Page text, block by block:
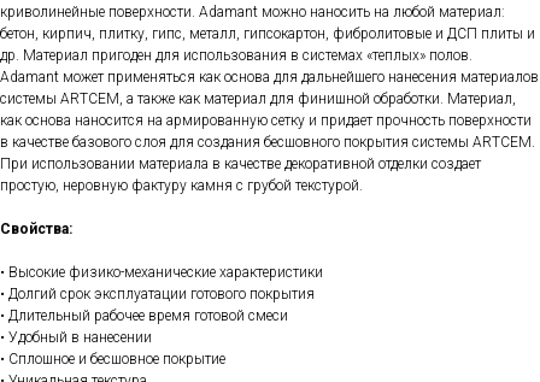
криволинейные поверхности. Adamant можно наносить на любой материал:
бетон, кирпич, плитку, гипс, металл, гипсокартон, фибролитовые и ДСП плиты и
др. Материал пригоден для использования в системах «теплых» полов.
Adamant может применяться как основа для дальнейшего нанесения материалов
системы ARTCEM, а также как материал для финишной обработки. Материал,
как основа наносится на армированную сетку и придает прочность поверхности
в качестве базового слоя для создания бесшовного покрытия системы ARTCEM.
При использовании материала в качестве декоративной отделки создает
простую, неровную фактуру камня с грубой текстурой.
Свойства:
• Высокие физико-механические характеристики
• Долгий срок эксплуатации готового покрытия
• Длительный рабочее время готовой смеси
• Удобный в нанесении
• Сплошное и бесшовное покрытие